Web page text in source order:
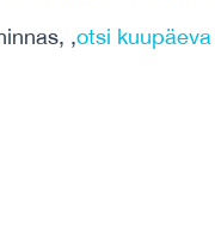
,otsi kuupäeva